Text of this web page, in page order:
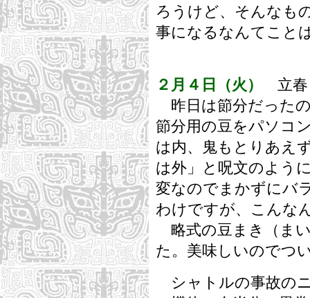
ろうけど、そんなも
事になるなんてこと
２月４日（火）
立春
昨日は節分だった
節分用の豆をパソコ
は内、鬼もとりあえ
は外」と呪文のよう
変なのでまかずにバ
わけですが、こんな
略式の豆まき（ま
た。美味しいのでつ
シャトルの事故の